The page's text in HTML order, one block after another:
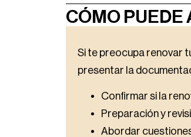
CÓMO PUEDE
Si te preocupa renovar
presentar la
Confirmar si la
Preparación y
Abordar